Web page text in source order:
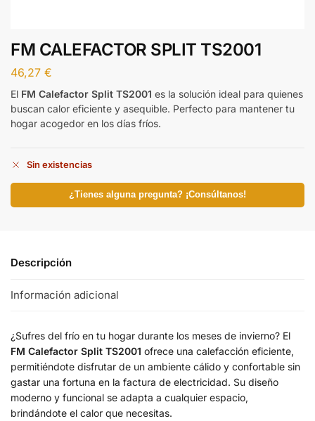
FM CALEFACTOR SPLIT TS2001
46,27 €
El FM Calefactor Split TS2001 es la solución ideal para quienes
buscan calor eficiente y asequible. Perfecto para mantener tu
hogar acogedor en los días fríos.
Sin existencias
¿Tienes alguna pregunta? ¡Consúltanos!
Descripción
Información adicional
¿Sufres del frío en tu hogar durante los meses de invierno? El
FM Calefactor Split TS2001 ofrece una calefacción eficiente,
permitiéndote disfrutar de un ambiente cálido y confortable sin
gastar una fortuna en la factura de electricidad. Su diseño
moderno y funcional se adapta a cualquier espacio,
brindándote el calor que necesitas.